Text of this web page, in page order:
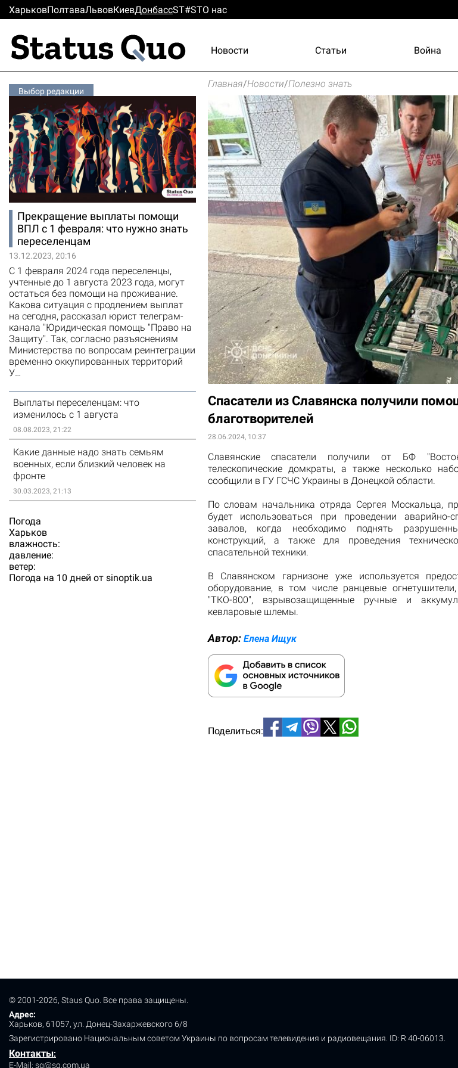
ХарьковПолтаваЛьвовКиевДонбассST#STО нас
Новости Статьи Война
Выбор редакции
Прекращение выплаты помощи
ВПЛ с 1 февраля: что нужно знать
переселенцам
13.12.2023, 20:16
С 1 февраля 2024 года переселенцы,
учтенные до 1 августа 2023 года, могут
остаться без помощи на проживание.
Какова ситуация с продлением выплат
на сегодня, рассказал юрист телеграм-
канала "Юридическая помощь "Право на
Защиту". Так, согласно разъяснениям
Министерства по вопросам реинтеграции
временно оккупированных территорий
У…
Выплаты переселенцам: что
изменилось с 1 августа
08.08.2023, 21:22
Какие данные надо знать семьям
военных, если близкий человек на
фронте
30.03.2023, 21:13
Погода
Харьков
влажность:
давление:
ветер:
Погода на 10 дней от sinoptik.ua
Главная/Новости/Полезно знать
Спасатели из Славянска получили
благотворителей
28.06.2024, 10:37
Славянские спасатели получили от БФ
телескопические домкраты, а также несколько
сообщили в ГУ ГСЧС Украины в Донецкой области.
По словам начальника отряда Сергея Москальца,
будет использоваться при проведении аварийно-
завалов, когда необходимо поднять
конструкций, а также для проведения
спасательной техники.
В Славянском гарнизоне уже используется
оборудование, в том числе ранцевые
"ТКО-800", взрывозащищенные ручные и
кевларовые шлемы.
Автор: Елена Ищук
Поделиться:
© 2001-2026, Staus Quo. Все права защищены.
Адрес:
Харьков, 61057, ул. Донец-Захаржевского 6/8
Зарегистрировано Национальным советом Украины по вопросам телевидения и радиовещания. ID: R 40-06013.
Контакты:
E-Mail: sq@sq.com.ua